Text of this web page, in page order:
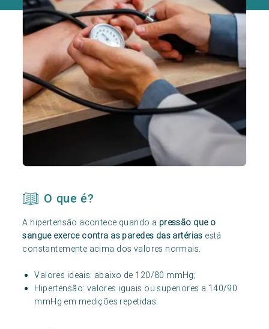
O que é?
A hipertensão acontece quando a pressão que o
sangue exerce contra as paredes das artérias está
constantemente acima dos valores normais.
Valores ideais: abaixo de 120/80 mmHg;
Hipertensão: valores iguais ou superiores a 140/90
mmHg em medições repetidas.